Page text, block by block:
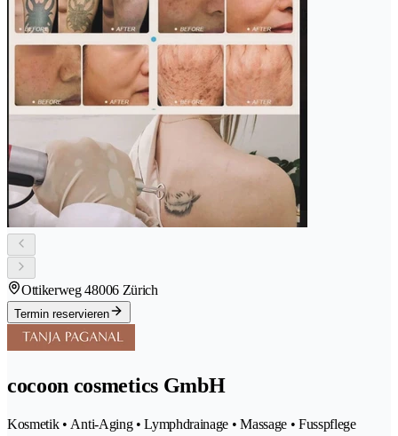
Ottikerweg 48006 Zürich
Termin reservieren
cocoon cosmetics GmbH
Kosmetik • Anti-Aging • Lymphdrainage • Massage • Fusspflege